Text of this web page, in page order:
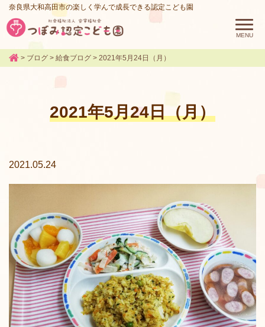
奈良県大和高田市の楽しく学んで成長できる認定こども園
> ブログ > 給食ブログ > 2021年5月24日（月）
2021年5月24日（月）
2021.05.24